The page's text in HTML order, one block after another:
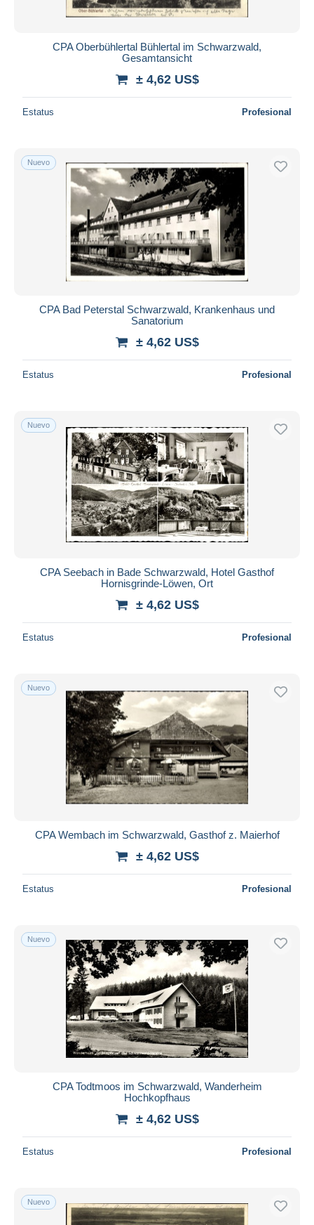
CPA Oberbühlertal Bühlertal im Schwarzwald,
Gesamtansicht
± 4,62 US$
Estatus Profesional
Nuevo
CPA Bad Peterstal Schwarzwald, Krankenhaus und
Sanatorium
± 4,62 US$
Estatus Profesional
Nuevo
CPA Seebach in Bade Schwarzwald, Hotel Gasthof
Hornisgrinde-Löwen, Ort
± 4,62 US$
Estatus Profesional
Nuevo
CPA Wembach im Schwarzwald, Gasthof z. Maierhof
± 4,62 US$
Estatus Profesional
Nuevo
CPA Todtmoos im Schwarzwald, Wanderheim
Hochkopfhaus
± 4,62 US$
Estatus Profesional
Nuevo